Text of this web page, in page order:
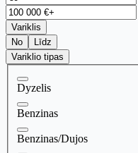
Variklis
No
Līdz
Variklio tipas
Dyzelis
Benzinas
Benzinas/Dujos